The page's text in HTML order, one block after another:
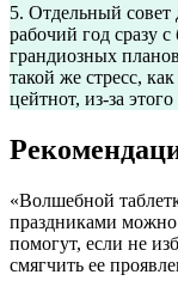
5. Отдельный совет
рабочий год сразу
грандиозных
такой же стресс,
цейтнот, из-за
«Волшебной
праздниками
помогут, если не
смягчить ее